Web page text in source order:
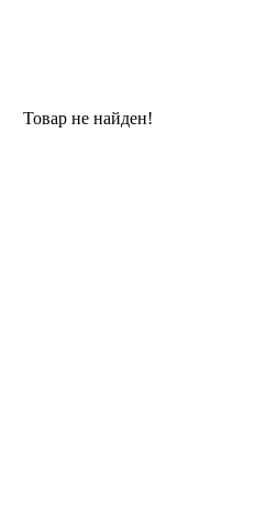
Товар не найден!